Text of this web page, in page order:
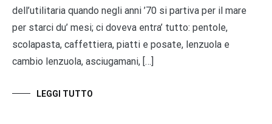
dell’utilitaria quando negli anni ’70 si partiva per il mare
per starci du’ mesi; ci doveva entra’ tutto: pentole,
scolapasta, caffettiera, piatti e posate, lenzuola e
cambio lenzuola, asciugamani, […]
LEGGI TUTTO